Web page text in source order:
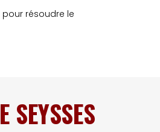
résoudre le
SEYSSES